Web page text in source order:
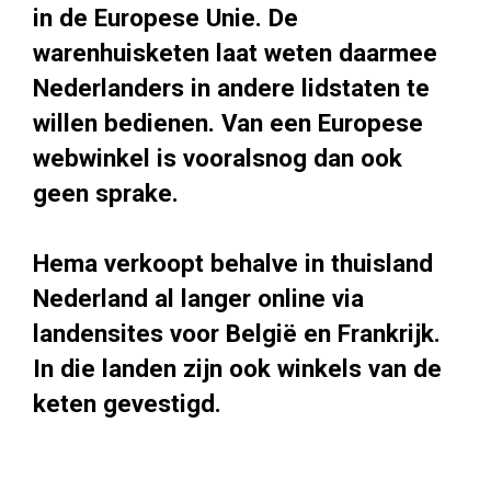
in de Europese Unie. De
warenhuisketen laat weten daarmee
Nederlanders in andere lidstaten te
willen bedienen. Van een Europese
webwinkel is vooralsnog dan ook
geen sprake.
Hema verkoopt behalve in thuisland
Nederland al langer online via
landensites voor België en Frankrijk.
In die landen zijn ook winkels van de
keten gevestigd.